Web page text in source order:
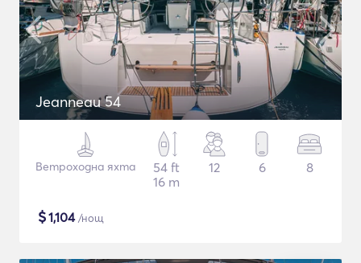
Jeanneau 54
Ветроходна яхта
54 ft
16 m
12 6 8
$1,104/нощ